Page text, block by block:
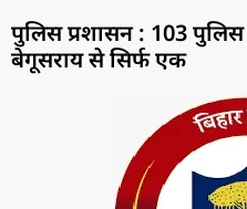
पुलिस प्रशासन : 103
बेगूसराय से सिर्फ एक